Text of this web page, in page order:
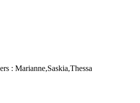
: Marianne,Saskia,Thessa